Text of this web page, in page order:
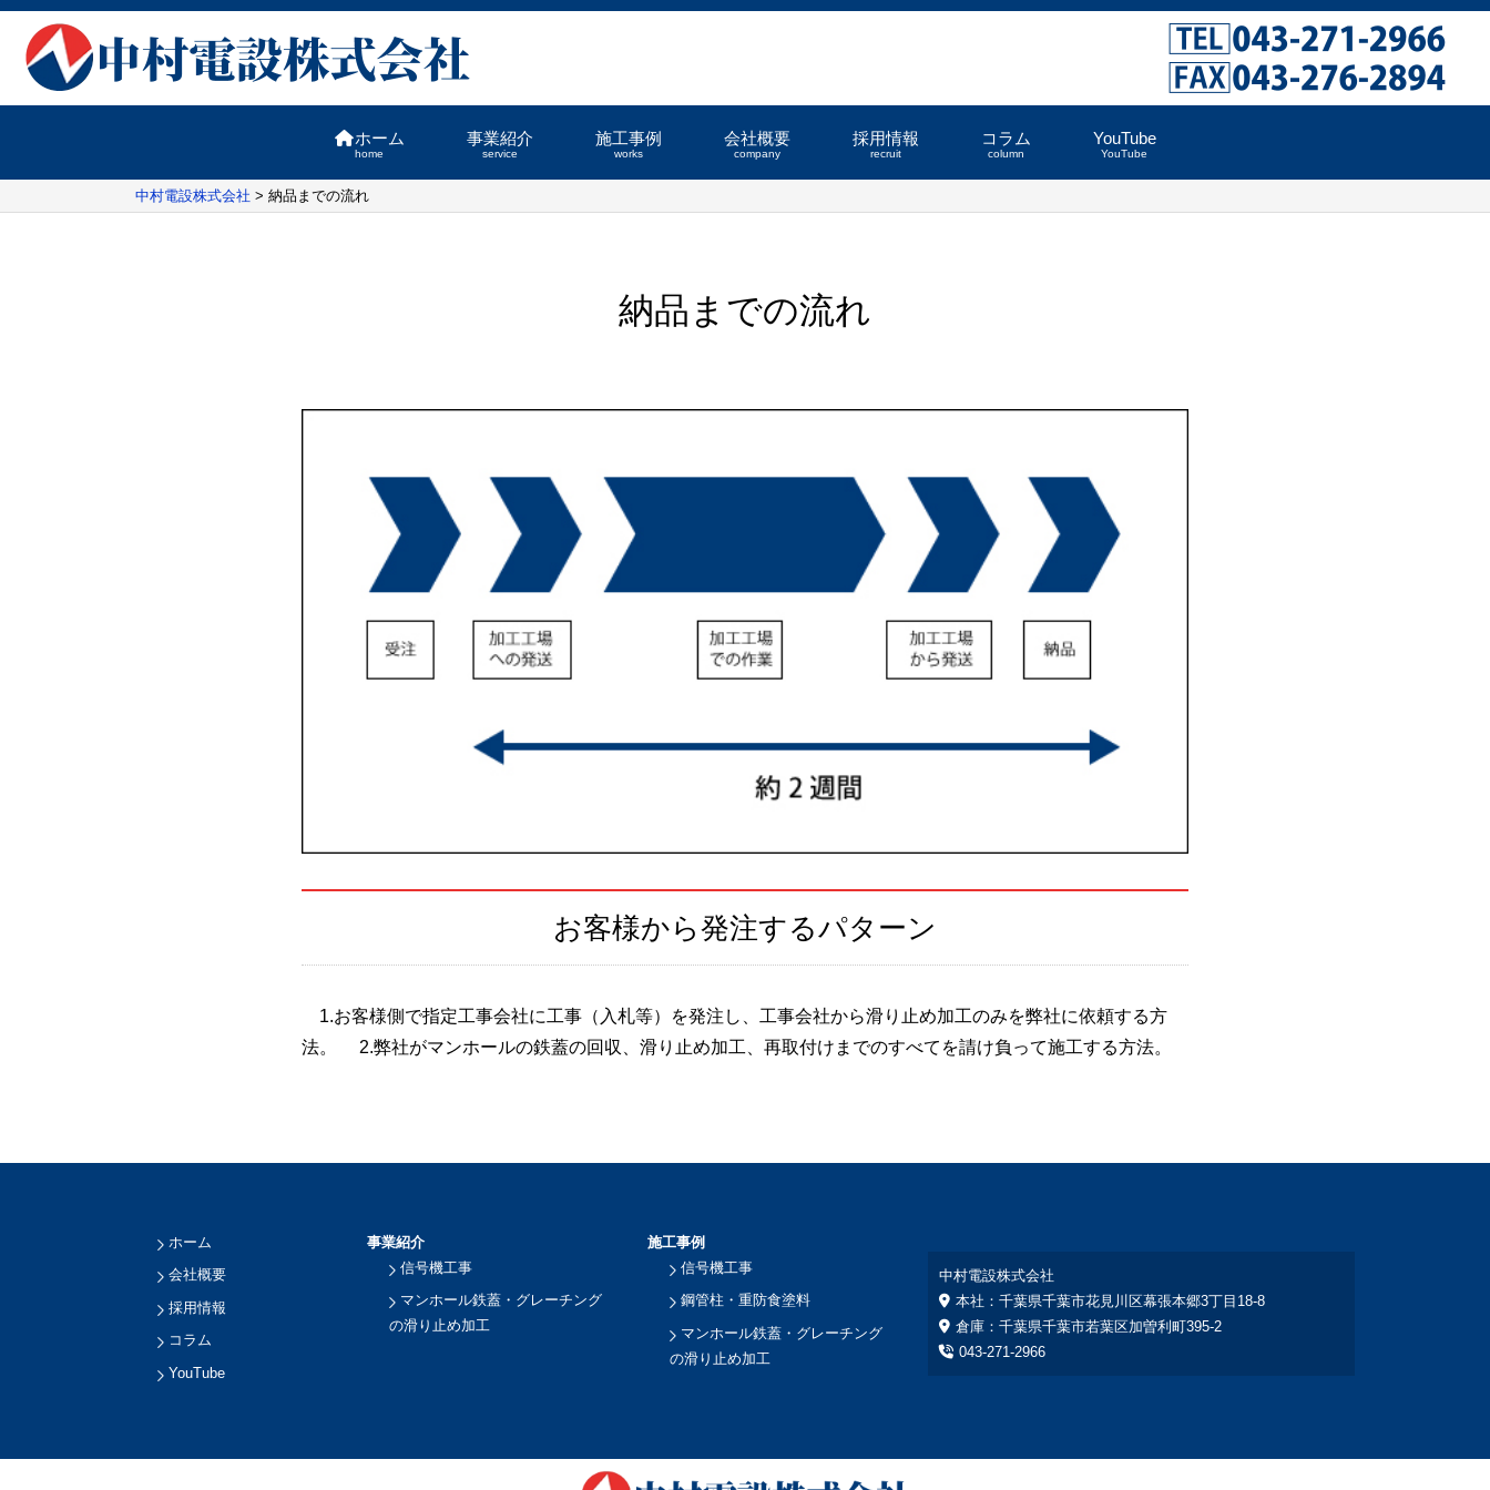
ホーム
home
事業紹介
service
施工事例
works
会社概要
company
採用情報
recruit
コラム
column
YouTube
YouTube
中村電設株式会社 > 納品までの流れ
納品までの流れ
お客様から発注するパターン
1.お客様側で指定工事会社に工事（入札等）を発注し、工事会社から滑り止め加工のみを弊社に依頼する方
法。 2.弊社がマンホールの鉄蓋の回収、滑り止め加工、再取付けまでのすべてを請け負って施工する方法。
ホーム
会社概要
採用情報
コラム
YouTube
事業紹介
信号機工事
マンホール鉄蓋・グレーチング
の滑り止め加工
施工事例
信号機工事
鋼管柱・重防食塗料
マンホール鉄蓋・グレーチング
の滑り止め加工
中村電設株式会社
本社：千葉県千葉市花見川区幕張本郷3丁目18‐8
倉庫：千葉県千葉市若葉区加曽利町395-2
043-271-2966